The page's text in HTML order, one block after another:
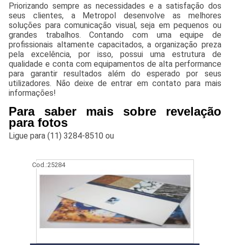
Priorizando sempre as necessidades e a satisfação dos
seus clientes, a Metropol desenvolve as melhores
soluções para comunicação visual, seja em pequenos ou
grandes trabalhos. Contando com uma equipe de
profissionais altamente capacitados, a organização preza
pela excelência, por isso, possui uma estrutura de
qualidade e conta com equipamentos de alta performance
para garantir resultados além do esperado por seus
utilizadores. Não deixe de entrar em contato para mais
informações!
Para saber mais sobre revelação
para fotos
Ligue para(11) 3284-8510 ou
Cod.:25284